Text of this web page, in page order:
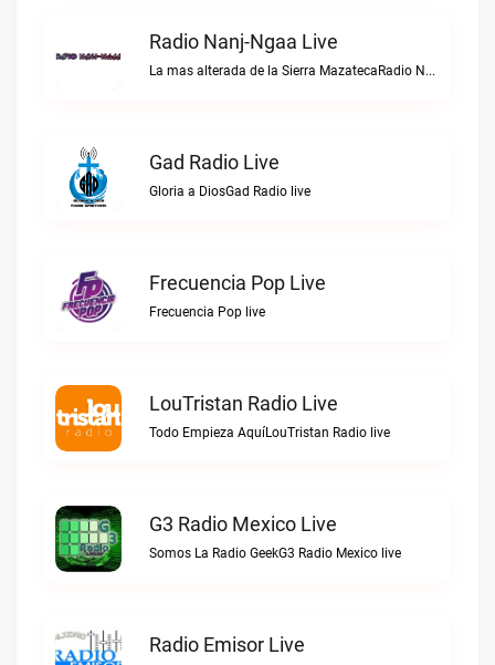
Radio Nanj-Ngaa Live
La mas alterada de la Sierra MazatecaRadio Nanj-Ngaa live
Gad Radio Live
Gloria a DiosGad Radio live
Frecuencia Pop Live
Frecuencia Pop live
LouTristan Radio Live
Todo Empieza AquíLouTristan Radio live
G3 Radio Mexico Live
Somos La Radio GeekG3 Radio Mexico live
Radio Emisor Live